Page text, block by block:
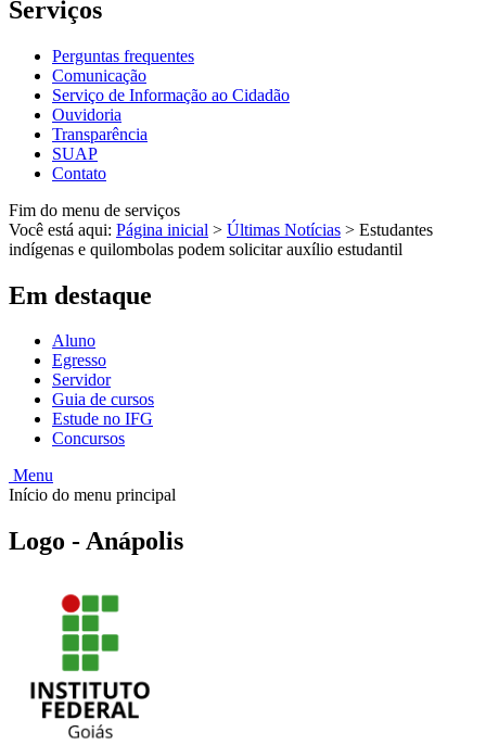
Serviços
Perguntas frequentes
Comunicação
Serviço de Informação ao Cidadão
Ouvidoria
Transparência
SUAP
Contato
Fim do menu de serviços
Você está aqui: Página inicial > Últimas Notícias > Estudantes
indígenas e quilombolas podem solicitar auxílio estudantil
Em destaque
Aluno
Egresso
Servidor
Guia de cursos
Estude no IFG
Concursos
Menu
Início do menu principal
Logo - Anápolis